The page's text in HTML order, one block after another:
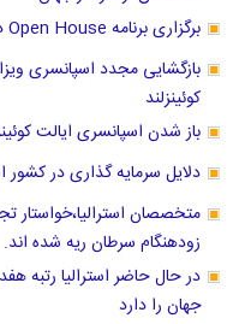
برگزاری برنامه Open House در ملبورن 28-27 جولای
بازگشایی مجدد اسپانسری
کوئینزلند
باز شدن اسپانسری ایالت
دلایل سرمایه گذاری در کشور
متخصصان استرالیا،خواستار
زودهنگام سرطان ریه شده اند.
در حال حاضر استرالیا رتبه
جهان را دارد